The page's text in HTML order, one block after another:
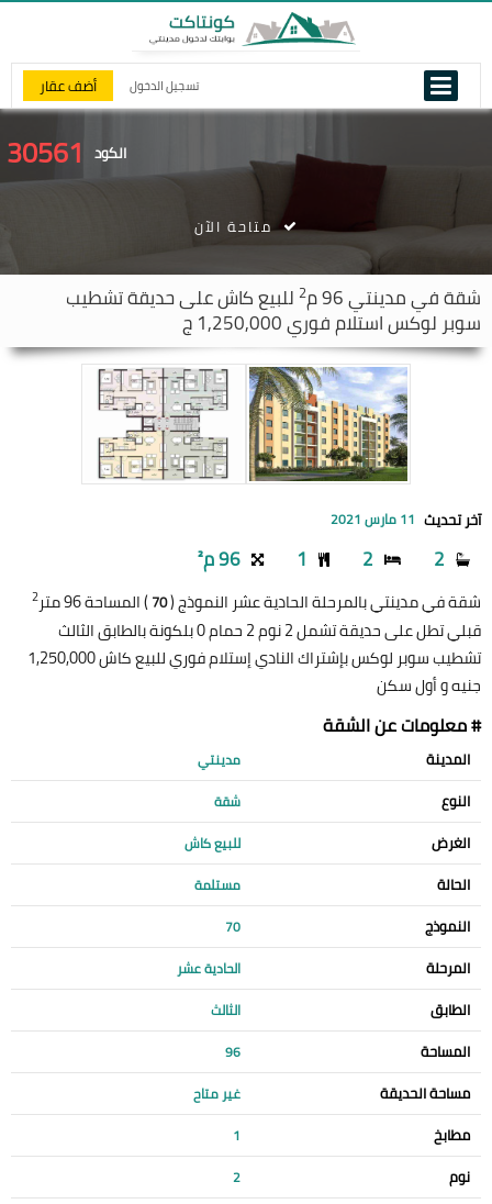
تسجيل الدخول أضف عقار
الكود 30561
شقة فيمدينتي 2 للبيع كاش على حديقة تشطيب
سوبر لوكس استلام فوري 1,250,000 ج
متاحة الآن
آخر تحديث 11 مارس 2021
2
2
1 96 م²
شقة في مدينتي بالمرحلة الحادية عشر النموذج (70) المساحة 96 متر 2
قبلي تطل على حديقة تشمل 2 نوم 2 حمام 0 بلكونة بالطابق الثالث
تشطيب سوبر لوكس بإشتراك النادي إستلام فوري للبيع كاش 1,250,000
جنيه و أول سكن
# معلومات عن الشقة
المدينة مدينتي
النوع شقة
الغرض للبيع كاش
الحالة مستلمة
النموذج 70
المرحلة الحادية عشر
الطابق الثالث
المساحة 96
مساحة الحديقة غير متاح
مطابخ 1
نوم 2